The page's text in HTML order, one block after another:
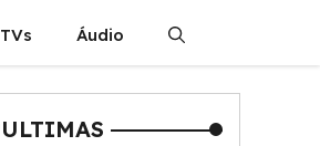
TVs Áudio
ULTIMAS